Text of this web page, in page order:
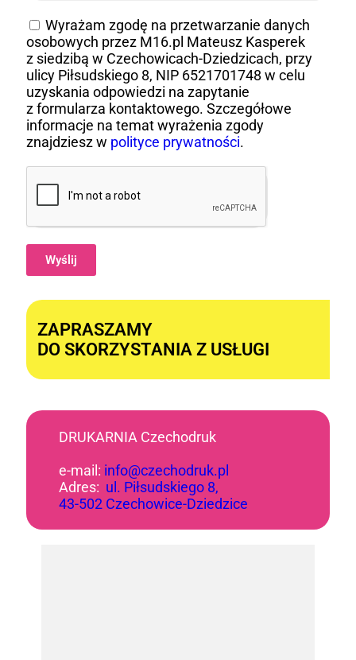
Wyrażam zgodę na przetwarzanie danych
osobowych przez M16.pl Mateusz Kasperek
z siedzibą w Czechowicach-Dziedzicach, przy
ulicy Piłsudskiego 8, NIP 6521701748 w celu
uzyskania odpowiedzi na zapytanie
z formularza kontaktowego. Szczegółowe
informacje na temat wyrażenia zgody
znajdziesz w polityce prywatności.
Wyślij
ZAPRASZAMY
DO SKORZYSTANIA Z USŁUGI
DRUKARNIA Czechodruk
e-mail: info@czechodruk.pl
Adres: ul. Piłsudskiego 8,
43-502 Czechowice-Dziedzice